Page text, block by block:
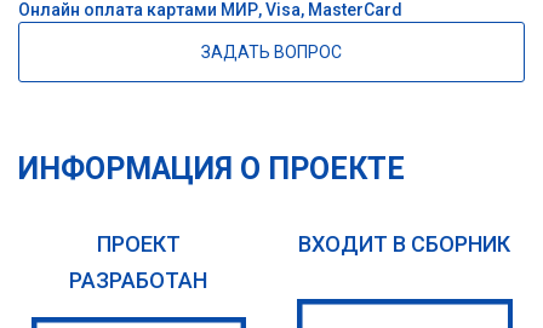
Онлайн оплата картами МИР, Visa, MasterCard
ЗАДАТЬ ВОПРОС
ИНФОРМАЦИЯ О ПРОЕКТЕ
ПРОЕКТ
РАЗРАБОТАН
ВХОДИТ В СБОРНИК